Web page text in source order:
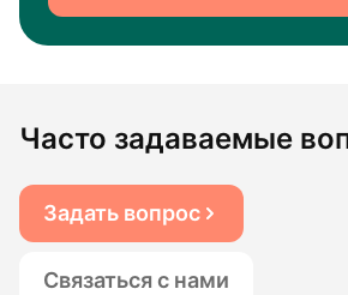
Часто задаваемые
Задать вопрос
Связаться с нами